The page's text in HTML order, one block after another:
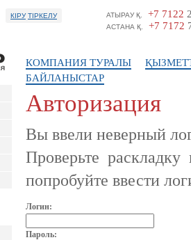
КІРУ ТІРКЕЛУ АТЫРАУ Қ. +7 7122
АСТАНА Қ. +7 7172
КОМПАНИЯ ТУРАЛЫ
БАЙЛАНЫСТАР
Авторизация
Вы ввели неверный
Проверьте
попробуйте ввести
Логин:
Пароль: